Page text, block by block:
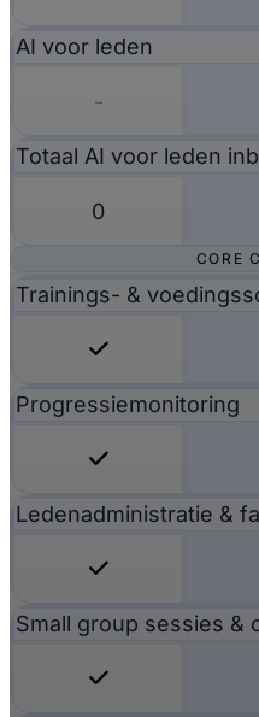
AI voor leden
-
Totaal AI voor leden
0
CORE
Trainings- &
Progressiemonitoring
Ledenadministratie &
Small group sessies &